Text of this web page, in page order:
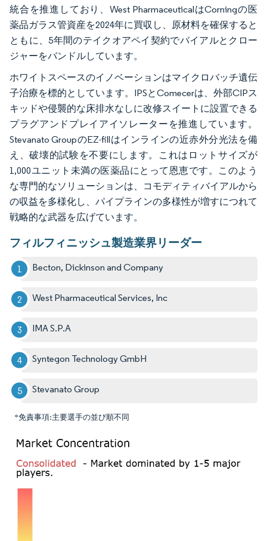
統合を推進しており、West PharmaceuticalはCorningの医
薬品ガラス管資産を2024年に買収し、原材料を確保すると
ともに、5年間のテイクオアペイ契約でバイアルとクロー
ジャーをバンドルしています。
ホワイトスペースのイノベーションはマイクロバッチ遺伝
子治療を標的としています。IPSとComecerは、外部CIPス
キッドや侵襲的な床排水なしに改修スイートに設置できる
プラグアンドプレイアイソレーターを推進しています。
Stevanato GroupのEZ-fillはインラインの近赤外分光法を備
え、破壊的試験を不要にします。これはロットサイズが
1,000ユニット未満の医薬品にとって恩恵です。このよう
な専門的なソリューションは、コモディティバイアルから
の収益を多様化し、パイプラインの多様性が増すにつれて
戦略的な武器を広げています。
フィルフィニッシュ製造業界リーダー
Becton, Dickinson and Company
West Pharmaceutical Services, Inc
IMA S.P.A
Syntegon Technology GmbH
Stevanato Group
*免責事項:主要選手の並び順不同